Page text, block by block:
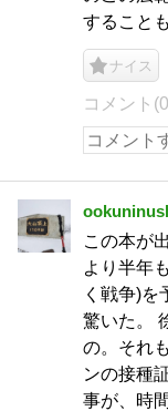
すること
ナイス
コメント
この本が
より半年
く戦争)を
驚いた。
の。それ
ンの接種
事が、時